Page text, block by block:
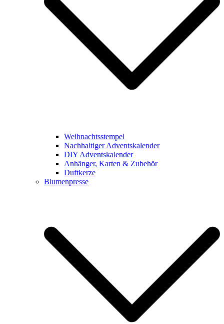
Weihnachtsstempel
Nachhaltiger Adventskalender
DIY Adventskalender
Anhänger, Karten & Zubehör
Duftkerze
Blumenpresse